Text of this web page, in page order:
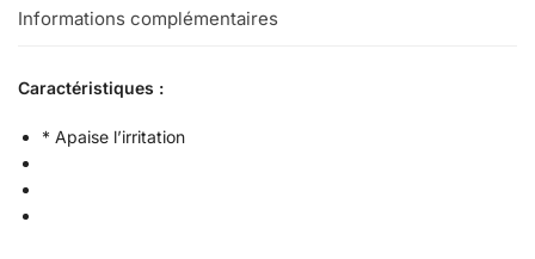
Informations complémentaires
Caractéristiques :
* Apaise l’irritation